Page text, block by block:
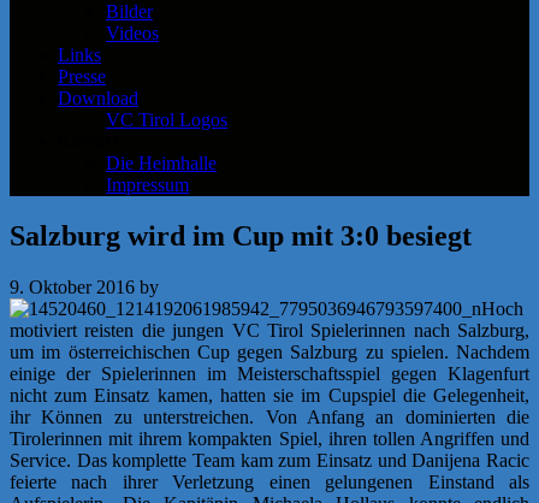
Bilder
Videos
Links
Presse
Download
VC Tirol Logos
Die Heimhalle
Impressum
Salzburg wird im Cup mit 3:0 besiegt
9. Oktober 2016 by
Hoch
motiviert reisten die jungen VC Tirol Spielerinnen nach Salzburg,
um im österreichischen Cup gegen Salzburg zu spielen. Nachdem
einige der Spielerinnen im Meisterschaftsspiel gegen Klagenfurt
nicht zum Einsatz kamen, hatten sie im Cupspiel die Gelegenheit,
ihr Können zu unterstreichen. Von Anfang an dominierten die
Tirolerinnen mit ihrem kompakten Spiel, ihren tollen Angriffen und
Service. Das komplette Team kam zum Einsatz und Danijena Racic
feierte nach ihrer Verletzung einen gelungenen Einstand als